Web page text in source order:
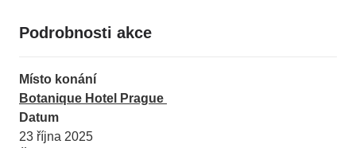
Podrobnosti akce
Místo konání
Botanique Hotel Prague
Datum
23 října 2025